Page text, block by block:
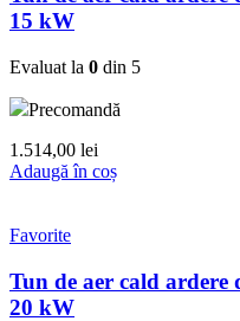
15 kW
Evaluat la 0 din 5
Precomandă
1.514,00 lei
Adaugă în coș
Favorite
Tun de aer cald
20 kW